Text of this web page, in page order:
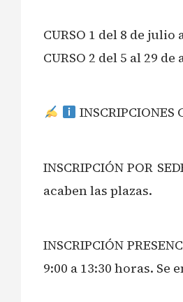
CURSO 1 del 8 de julio
CURSO 2 del 5 al 29 de
INSCRIPCIONES
INSCRIPCIÓN POR
acaben las plazas.
INSCRIPCIÓN
9:00 a 13:30 horas.